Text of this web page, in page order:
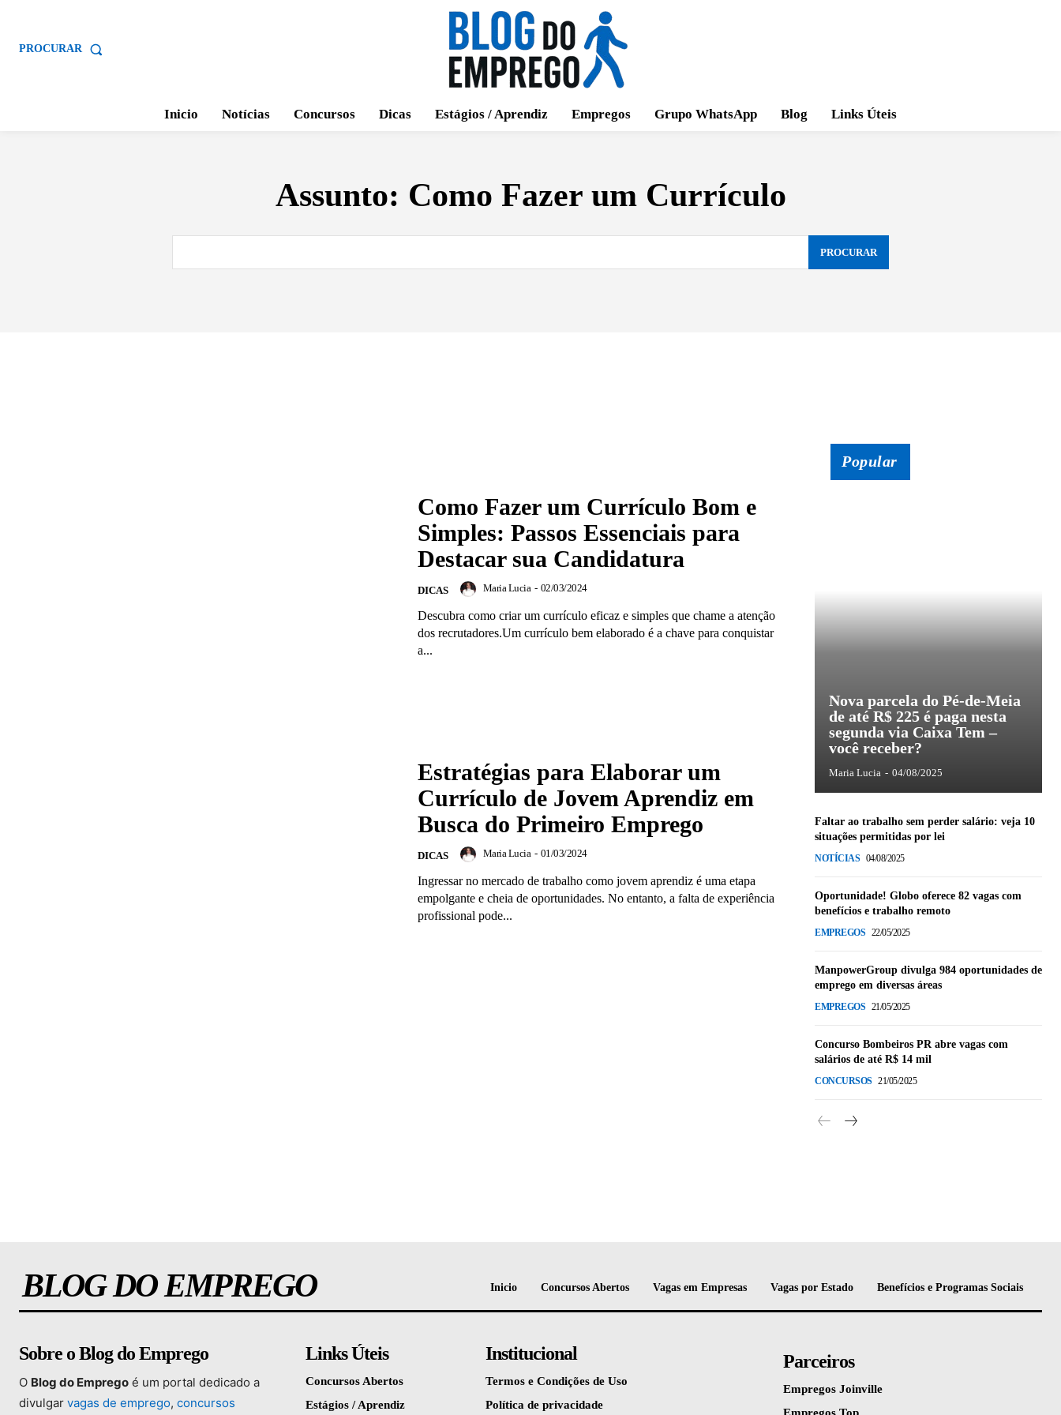
PROCURAR
Inicio Notícias Concursos Dicas Estágios / Aprendiz Empregos Grupo WhatsApp Blog Links Úteis
Assunto: Como Fazer um Currículo
PROCURAR
Como Fazer um Currículo Bom e
Simples: Passos Essenciais para
Destacar sua Candidatura
DICAS Maria Lucia - 02/03/2024
Descubra como criar um currículo eficaz e simples que chame a atenção
dos recrutadores.Um currículo bem elaborado é a chave para conquistar
a...
Estratégias para Elaborar um
Currículo de Jovem Aprendiz em
Busca do Primeiro Emprego
DICAS Maria Lucia - 01/03/2024
Ingressar no mercado de trabalho como jovem aprendiz é uma etapa
empolgante e cheia de oportunidades. No entanto, a falta de experiência
profissional pode...
Popular
Nova parcela do Pé-de-Meia
de até R$ 225 é paga nesta
segunda via Caixa Tem –
você receber?
Maria Lucia - 04/08/2025
Faltar ao trabalho sem perder salário: veja 10
situações permitidas por lei
NOTÍCIAS 04/08/2025
Oportunidade! Globo oferece 82 vagas com
benefícios e trabalho remoto
EMPREGOS 22/05/2025
ManpowerGroup divulga 984 oportunidades de
emprego em diversas áreas
EMPREGOS 21/05/2025
Concurso Bombeiros PR abre vagas com
salários de até R$ 14 mil
CONCURSOS 21/05/2025
BLOG DO EMPREGO Inicio Concursos Abertos Vagas em Empresas Vagas por Estado Benefícios e Programas Sociais
Sobre o Blog do Emprego
O Blog do Emprego é um portal dedicado a
divulgar vagas de emprego, concursos
Links Úteis
Concursos Abertos
Estágios / Aprendiz
Institucional
Termos e Condições de Uso
Política de privacidade
Parceiros
Empregos Joinville
Empregos Top